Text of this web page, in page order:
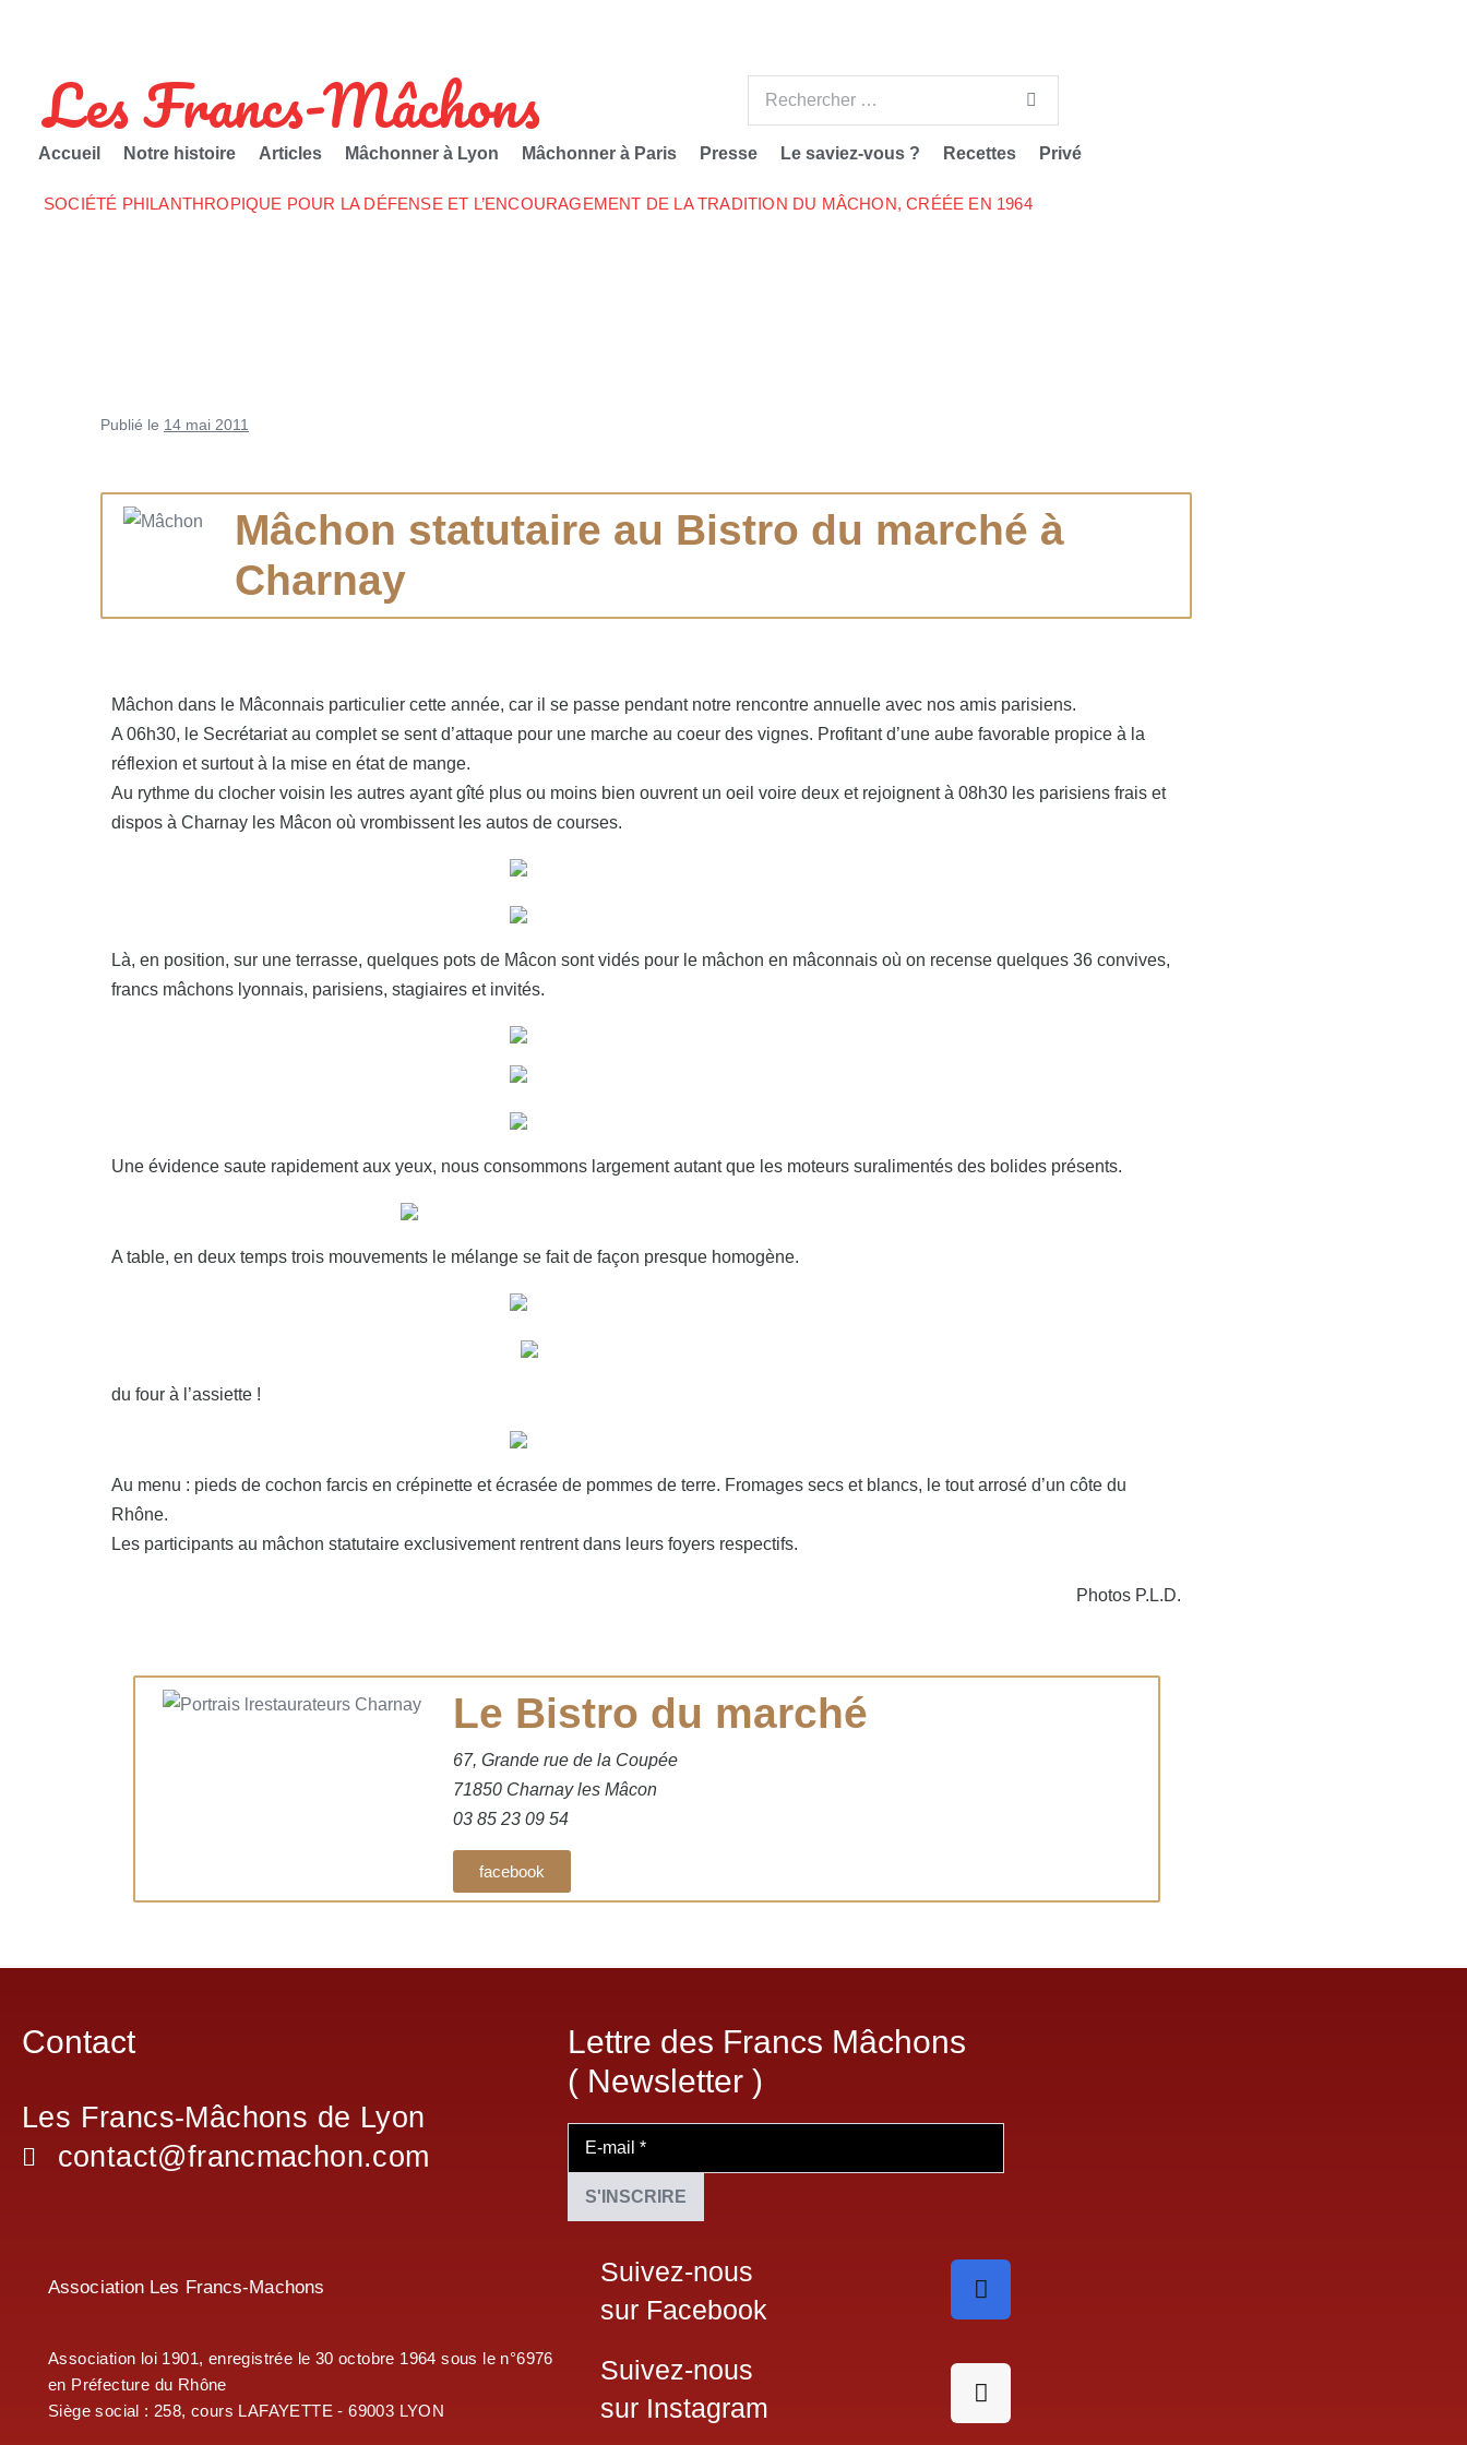
Les Francs-Mâchons
Accueil Notre histoire Articles Mâchonner à Lyon Mâchonner à Paris Presse Le saviez-vous ? Recettes Privé
SOCIÉTÉ PHILANTHROPIQUE POUR LA DÉFENSE ET L’ENCOURAGEMENT DE LA TRADITION DU MÂCHON, CRÉÉE EN 1964
Publié le 14 mai 2011
Mâchon statutaire au Bistro du marché à
Charnay
Mâchon dans le Mâconnais particulier cette année, car il se passe pendant notre rencontre annuelle avec nos amis parisiens.
A 06h30, le Secrétariat au complet se sent d’attaque pour une marche au coeur des vignes. Profitant d’une aube favorable propice à la
réflexion et surtout à la mise en état de mange.
Au rythme du clocher voisin les autres ayant gîté plus ou moins bien ouvrent un oeil voire deux et rejoignent à 08h30 les parisiens frais et
dispos à Charnay les Mâcon où vrombissent les autos de courses.
Là, en position, sur une terrasse, quelques pots de Mâcon sont vidés pour le mâchon en mâconnais où on recense quelques 36 convives,
francs mâchons lyonnais, parisiens, stagiaires et invités.
Une évidence saute rapidement aux yeux, nous consommons largement autant que les moteurs suralimentés des bolides présents.
A table, en deux temps trois mouvements le mélange se fait de façon presque homogène.
du four à l’assiette !
Au menu : pieds de cochon farcis en crépinette et écrasée de pommes de terre. Fromages secs et blancs, le tout arrosé d’un côte du
Rhône.
Les participants au mâchon statutaire exclusivement rentrent dans leurs foyers respectifs.
Photos P.L.D.
Le Bistro du marché
67, Grande rue de la Coupée
71850 Charnay les Mâcon
03 85 23 09 54
facebook
Contact
Les Francs-Mâchons de Lyon
contact@francmachon.com
Lettre des Francs Mâchons
( Newsletter )
Association Les Francs-Machons
Association loi 1901, enregistrée le 30 octobre 1964 sous le n°6976
en Préfecture du Rhône
Siège social : 258, cours LAFAYETTE - 69003 LYON
Suivez-nous
sur Facebook
Suivez-nous
sur Instagram